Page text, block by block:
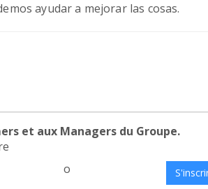
ayudar a mejorar las cosas.
et aux Managers du Groupe.
o